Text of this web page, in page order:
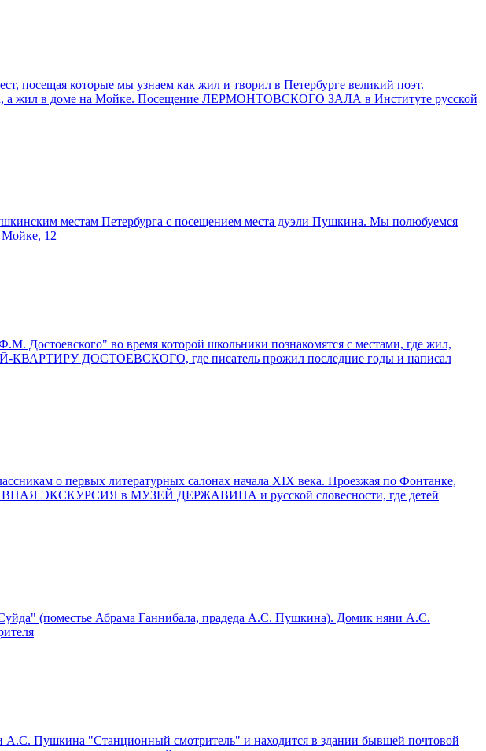
которые мы узнаем как жил и творил в Петербурге великий поэт.
а жил в доме на Мойке. Посещение ЛЕРМОНТОВСКОГО ЗАЛА в Институте русской
местам Петербурга с посещением места дуэли Пушкина. Мы полюбуемся
12
во время которой школьники познакомятся с местами, где жил,
КВАРТИРУ ДОСТОЕВСКОГО, где писатель прожил последние годы и написал
о первых литературных салонах начала XIX века. Проезжая по Фонтанке,
ЭКСКУРСИЯ в МУЗЕЙ ДЕРЖАВИНА и русской словесности, где детей
(поместье Абрама Ганнибала, прадеда А.С. Пушкина). Домик няни А.С.
Пушкина "Станционный смотритель" и находится в здании бывшей почтовой